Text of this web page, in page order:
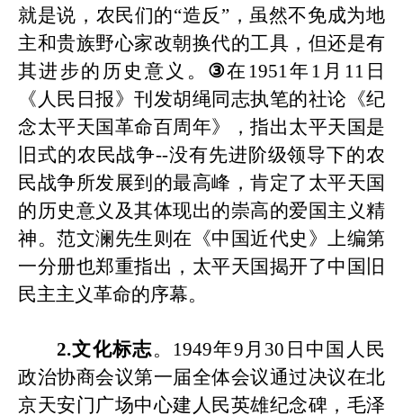
就是说，农民们的“造反”，虽然不免成为地
主和贵族野心家改朝换代的工具，但还是有
其进步的历史意义。 ③在 1951年1月11日
《人民日报》刊发胡绳同志执笔的社论《纪
念太平天国革命百周年》，指出太平天国是
旧式的农民战争--没有先进阶级领导下的农
民战争所发展到的最高峰，肯定了太平天国
的历史意义及其体现出的崇高的爱国主义精
神。范文澜先生则在《中国近代史》上编第
一分册也郑重指出，太平天国揭开了中国旧
民主主义革命的序幕。
2.文化标志。 1949年9月30日中国人民
政治协商会议第一届全体会议通过决议在北
京天安门广场中心建人民英雄纪念碑，毛泽